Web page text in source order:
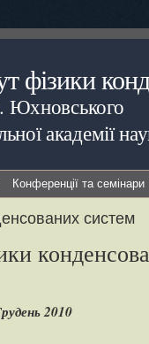
фізики
Юхновського
академії
Конференції та семінари
систем
2010